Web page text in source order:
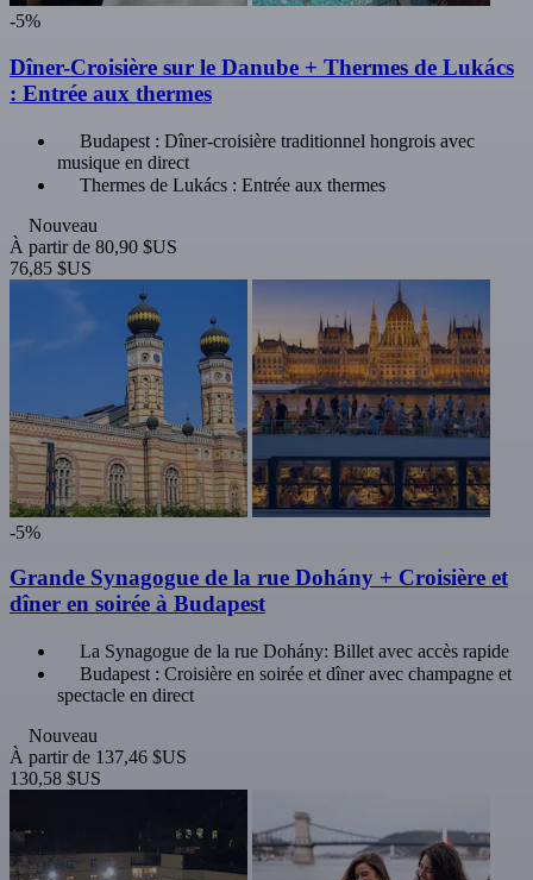
-5%
Dîner-Croisière sur le Danube + Thermes de Lukács
: Entrée aux thermes
Budapest : Dîner-croisière traditionnel hongrois avec
musique en direct
Thermes de Lukács : Entrée aux thermes
Nouveau
À partir de 80,90 $US
76,85 $US
-5%
Grande Synagogue de la rue Dohány + Croisière et
dîner en soirée à Budapest
La Synagogue de la rue Dohány: Billet avec accès rapide
Budapest : Croisière en soirée et dîner avec champagne et
spectacle en direct
Nouveau
À partir de 137,46 $US
130,58 $US